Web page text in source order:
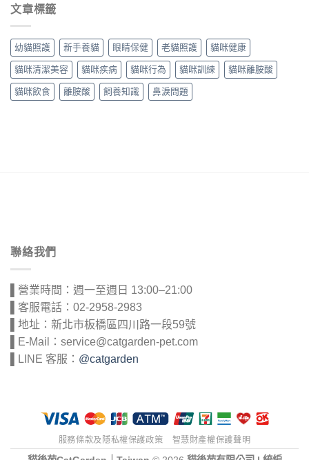
文章標籤
幼貓照護 新手養貓 眼睛保健 老貓照護 貓咪健康
貓咪清潔美容 貓咪疾病 貓咪行為 貓咪訓練 貓咪離胺酸
貓咪飲食 離胺酸 飼養知識 鼻淚問題
聯絡我們
▌營業時間：週一至週日 13:00–21:00
▌客服電話：02-2958-2983
▌地址：新北市板橋區四川路一段59號
▌E-Mail：service@catgarden-pet.com
▌LINE 客服： @catgarden
服務條款及隱私權保護政策 智慧財產權保護聲明